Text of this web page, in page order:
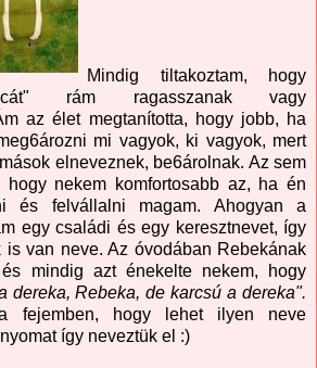
Mindig tiltakoztam, hogy
rám ragasszanak vagy
az élet megtanította, hogy jobb, ha
mi vagyok, ki vagyok, mert
elneveznek, be6árolnak. Az sem
nekem komfortosabb az, ha én
és felvállalni magam. Ahogyan a
egy családi és egy keresztnevet, így
is van neve. Az óvodában Rebekának
mindig azt énekelte nekem, hogy
dereka, Rebeka, de karcsú a dereka".
fejemben, hogy lehet ilyen neve
így neveztük el :)